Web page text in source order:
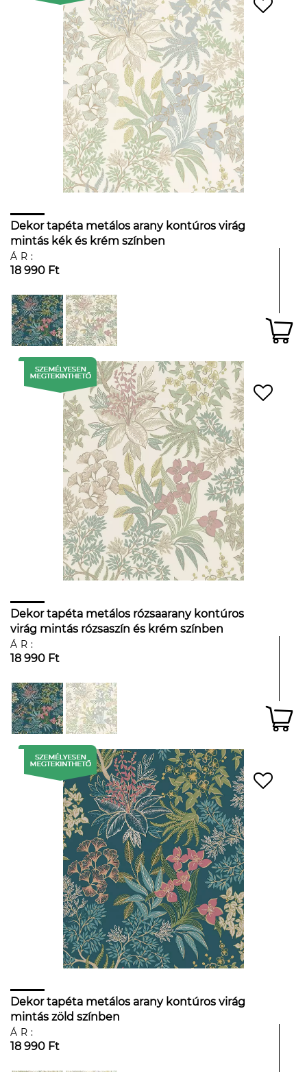
Dekor tapéta metálos arany kontúros virág
mintás kék és krém színben
ÁR:
18 990 Ft
Dekor tapéta metálos rózsaarany kontúros
virág mintás rózsaszín és krém színben
ÁR:
18 990 Ft
Dekor tapéta metálos arany kontúros virág
mintás zöld színben
ÁR:
18 990 Ft